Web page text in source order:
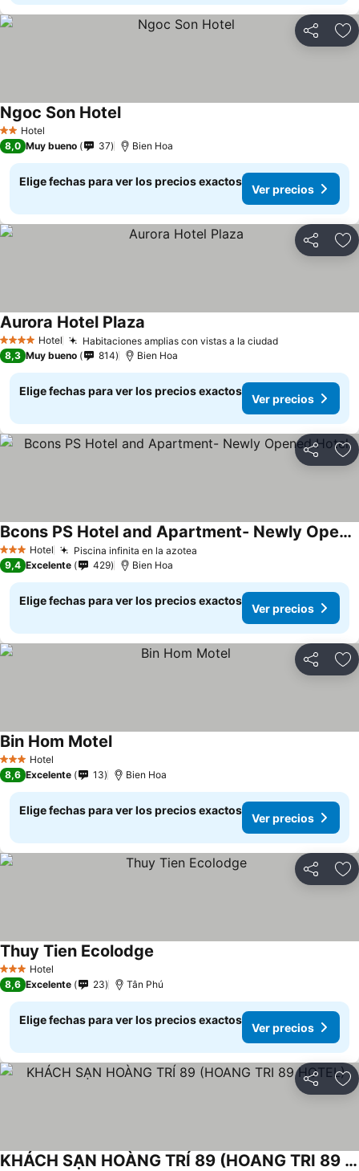
Compartir
2 Estrellas
Hotel
Ngoc Son HotelVer precios
8,0 Muy bueno 37 Bien Hoa
Elige fechas para ver los precios exactos
Ver precios
Compartir
4 EstrellasHotel Habitaciones amplias con vistas a la ciudadVer precios
Aurora Hotel Plaza
8,3 Muy bueno 814 Bien Hoa
Elige fechas para ver los precios exactos
Ver precios
Compartir
3 Estrellas
Hotel Piscina infinita en la azotea
Bcons PS Hotel and Apartment- Newly Opened Hotel
Ver precios
9,4 Excelente 429 Bien Hoa
Elige fechas para ver los precios exactos
Ver precios
Compartir
3 Estrellas
Hotel
Bin Hom MotelVer precios
8,6 Excelente 13 Bien Hoa
Elige fechas para ver los precios exactos
Ver precios
Compartir
3 Estrellas
Hotel
Thuy Tien Ecolodge
8,6 Excelente 23 Tân Phú
Elige fechas para ver los precios exactos
Ver precios
Compartir
KHÁCH SẠN HOÀNG TRÍ 89 (HOANG TRI 89 HOTEL)